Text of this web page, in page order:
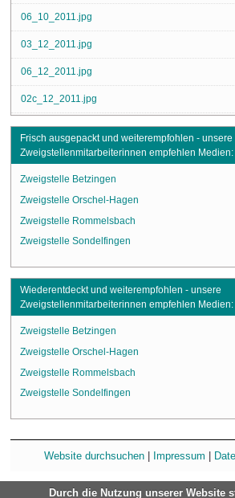
06_10_2011.jpg
03_12_2011.jpg
06_12_2011.jpg
02c_12_2011.jpg
Frisch ausgepackt und weiterempfohlen - unsere
Zweigstellenmitarbeiterinnen empfehlen Medien:
Zweigstelle Betzingen
Zweigstelle Orschel-Hagen
Zweigstelle Rommelsbach
Zweigstelle Sondelfingen
Wiederentdeckt und weiterempfohlen - unsere
Zweigstellenmitarbeiterinnen empfehlen Medien:
Zweigstelle Betzingen
Zweigstelle Orschel-Hagen
Zweigstelle Rommelsbach
Zweigstelle Sondelfingen
Website durchsuchen Impressum
Durch die Nutzung unserer Website